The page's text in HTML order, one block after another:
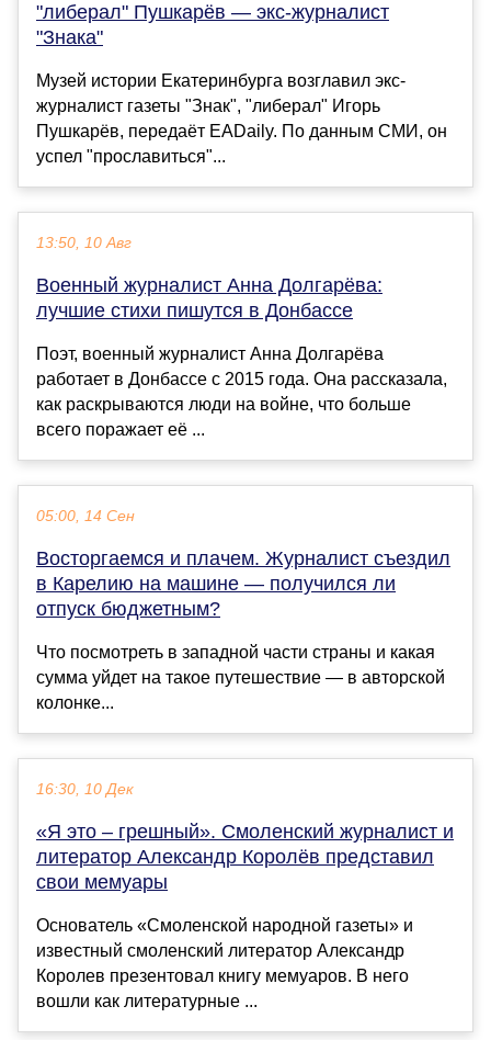
"либерал" Пушкарёв — экс-журналист
"Знака"
Музей истории Екатеринбурга возглавил экс-
журналист газеты "Знак", "либерал" Игорь
Пушкарёв, передаёт EADaily. По данным СМИ, он
успел "прославиться"...
13:50, 10 Авг
Военный журналист Анна Долгарёва:
лучшие стихи пишутся в Донбассе
Поэт, военный журналист Анна Долгарёва
работает в Донбассе с 2015 года. Она рассказала,
как раскрываются люди на войне, что больше
всего поражает её ...
05:00, 14 Сен
Восторгаемся и плачем. Журналист съездил
в Карелию на машине — получился ли
отпуск бюджетным?
Что посмотреть в западной части страны и какая
сумма уйдет на такое путешествие — в авторской
колонке...
16:30, 10 Дек
«Я это – грешный». Смоленский журналист и
литератор Александр Королёв представил
свои мемуары
Основатель «Смоленской народной газеты» и
известный смоленский литератор Александр
Королев презентовал книгу мемуаров. В него
вошли как литературные ...